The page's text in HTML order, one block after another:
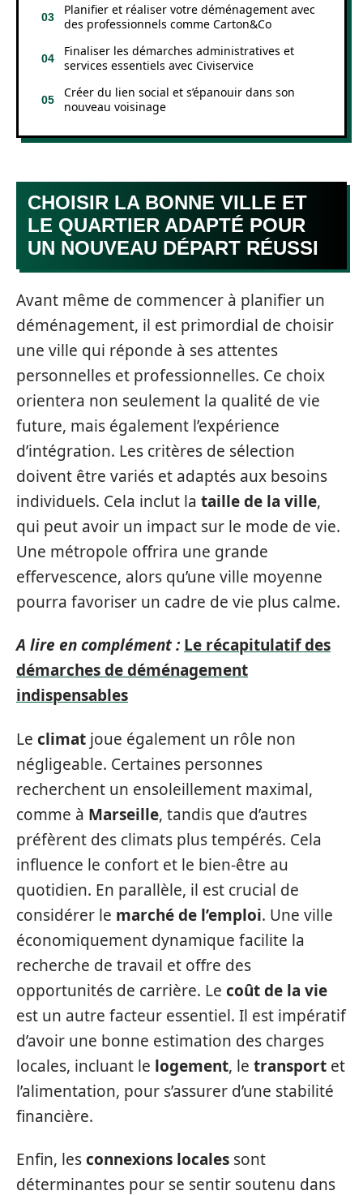
Planifier et réaliser votre déménagement avec
des professionnels comme Carton&Co
Finaliser les démarches administratives et
services essentiels avec Civiservice
Créer du lien social et s’épanouir dans son
nouveau voisinage
CHOISIR LA BONNE VILLE ET
LE QUARTIER ADAPTÉ POUR
UN NOUVEAU DÉPART RÉUSSI
Avant même de commencer à planifier un
déménagement, il est primordial de choisir
une ville qui réponde à ses attentes
personnelles et professionnelles. Ce choix
orientera non seulement la qualité de vie
future, mais également l’expérience
d’intégration. Les critères de sélection
doivent être variés et adaptés aux besoins
individuels. Cela inclut la taille de la ville,
qui peut avoir un impact sur le mode de vie.
Une métropole offrira une grande
effervescence, alors qu’une ville moyenne
pourra favoriser un cadre de vie plus calme.
A lire en complément : Le récapitulatif des
démarches de déménagement
indispensables
Le climat joue également un rôle non
négligeable. Certaines personnes
recherchent un ensoleillement maximal,
comme à Marseille, tandis que d’autres
préfèrent des climats plus tempérés. Cela
influence le confort et le bien-être au
quotidien. En parallèle, il est crucial de
considérer le marché de l’emploi. Une ville
économiquement dynamique facilite la
recherche de travail et offre des
opportunités de carrière. Le coût de la vie
est un autre facteur essentiel. Il est impératif
d’avoir une bonne estimation des charges
locales, incluant le logement, le transport et
l’alimentation, pour s’assurer d’une stabilité
financière.
Enfin, lesconnexions locales sont
déterminantes pour se sentir soutenu dans